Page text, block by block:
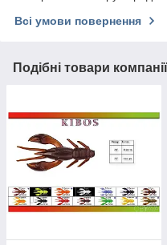
Всі умови повернення
Подібні товари компанії